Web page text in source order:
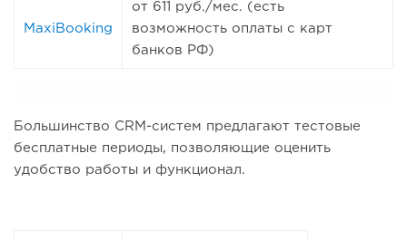
MaxiBooking
от 611 руб./мес. (есть
возможность оплаты с карт
банков РФ)
Большинство CRM-систем предлагают тестовые
бесплатные периоды, позволяющие оценить
удобство работы и функционал.